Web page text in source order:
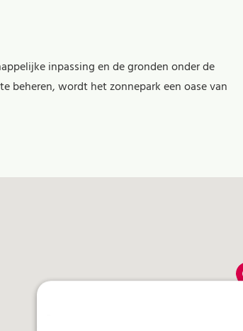
inpassing en de gronden onder de
beheren, wordt het zonnepark een oase van